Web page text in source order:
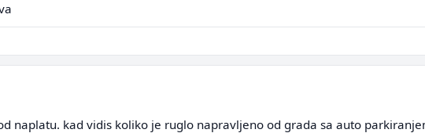
naplatu. kad vidis koliko je ruglo napravljeno od grada sa auto